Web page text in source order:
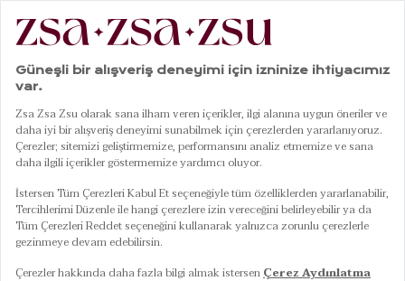
Anasayfa|Banyo Havlu|Yüz Havlusu| Solıd Lacivert Yüz Havlusu 50x90 Cm
Solıd Lacivert Yüz Havlusu 50x90 Cm
10 Ağustos Pazartesi Kargoda
Renkler LACİVERT